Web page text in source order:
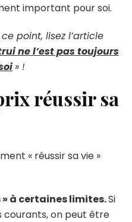
important pour soi.
point, lisez l’article
ne l’est pas toujours
» !
réussir sa
« réussir sa vie »
» à certaines limites.Si
courants, on peut être